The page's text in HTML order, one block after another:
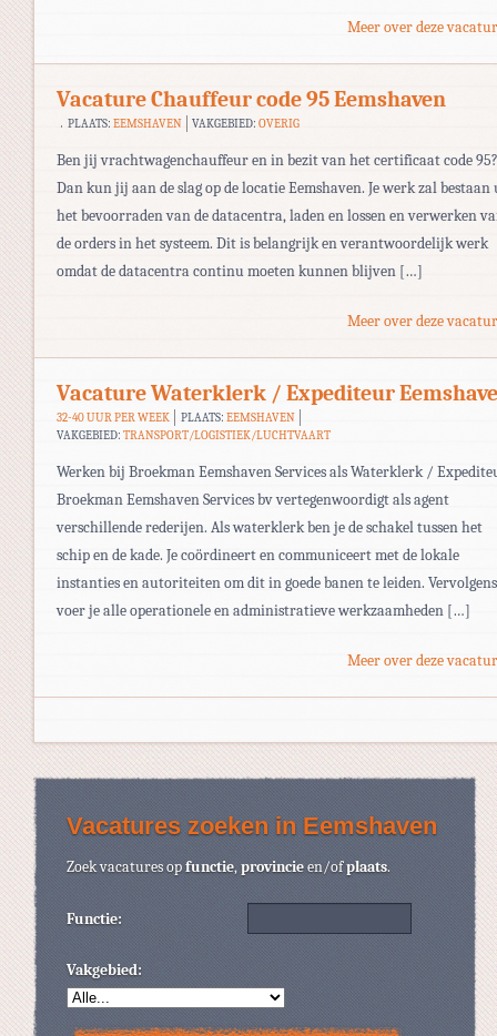
Meer over deze
Vacature Chauffeur code 95 Eemshaven
PLAATS: EEMSHAVEN VAKGEBIED:OVERIG
Ben jij vrachtwagenchauffeur en in bezit van het certificaat code 95?
Dan kun jij aan de slag op de locatie Eemshaven. Je werk zal bestaan
het bevoorraden van de datacentra, laden en lossen en verwerken
de orders in het systeem. Dit is belangrijk en verantwoordelijk werk
omdat de datacentra continu moeten kunnen blijven […]
Meer over deze
Vacature Waterklerk / Expediteur
32-40 UUR PER WEEK PLAATS: EEMSHAVEN
VAKGEBIED: TRANSPORT/LOGISTIEK/LUCHTVAART
Werken bij Broekman Eemshaven Services als Waterklerk /
Broekman Eemshaven Services bv vertegenwoordigt als agent
verschillende rederijen. Als waterklerk ben je de schakel tussen het
schip en de kade. Je coördineert en communiceert met de lokale
instanties en autoriteiten om dit in goede banen te leiden. Vervolgens
voer je alle operationele en administratieve werkzaamheden […]
Meer over deze
Vacatures zoeken in Eemshaven
Zoek vacatures opfunctie,provincieen/ofplaats.
Functie:
Vakgebied: